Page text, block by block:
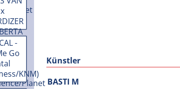
Künstler
BASTI M